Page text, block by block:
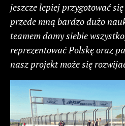
jeszcze lepiej przygotować
przede mną bardzo dużo
teamem damy siebie
reprezentować Polskę oraz
nasz projekt może się